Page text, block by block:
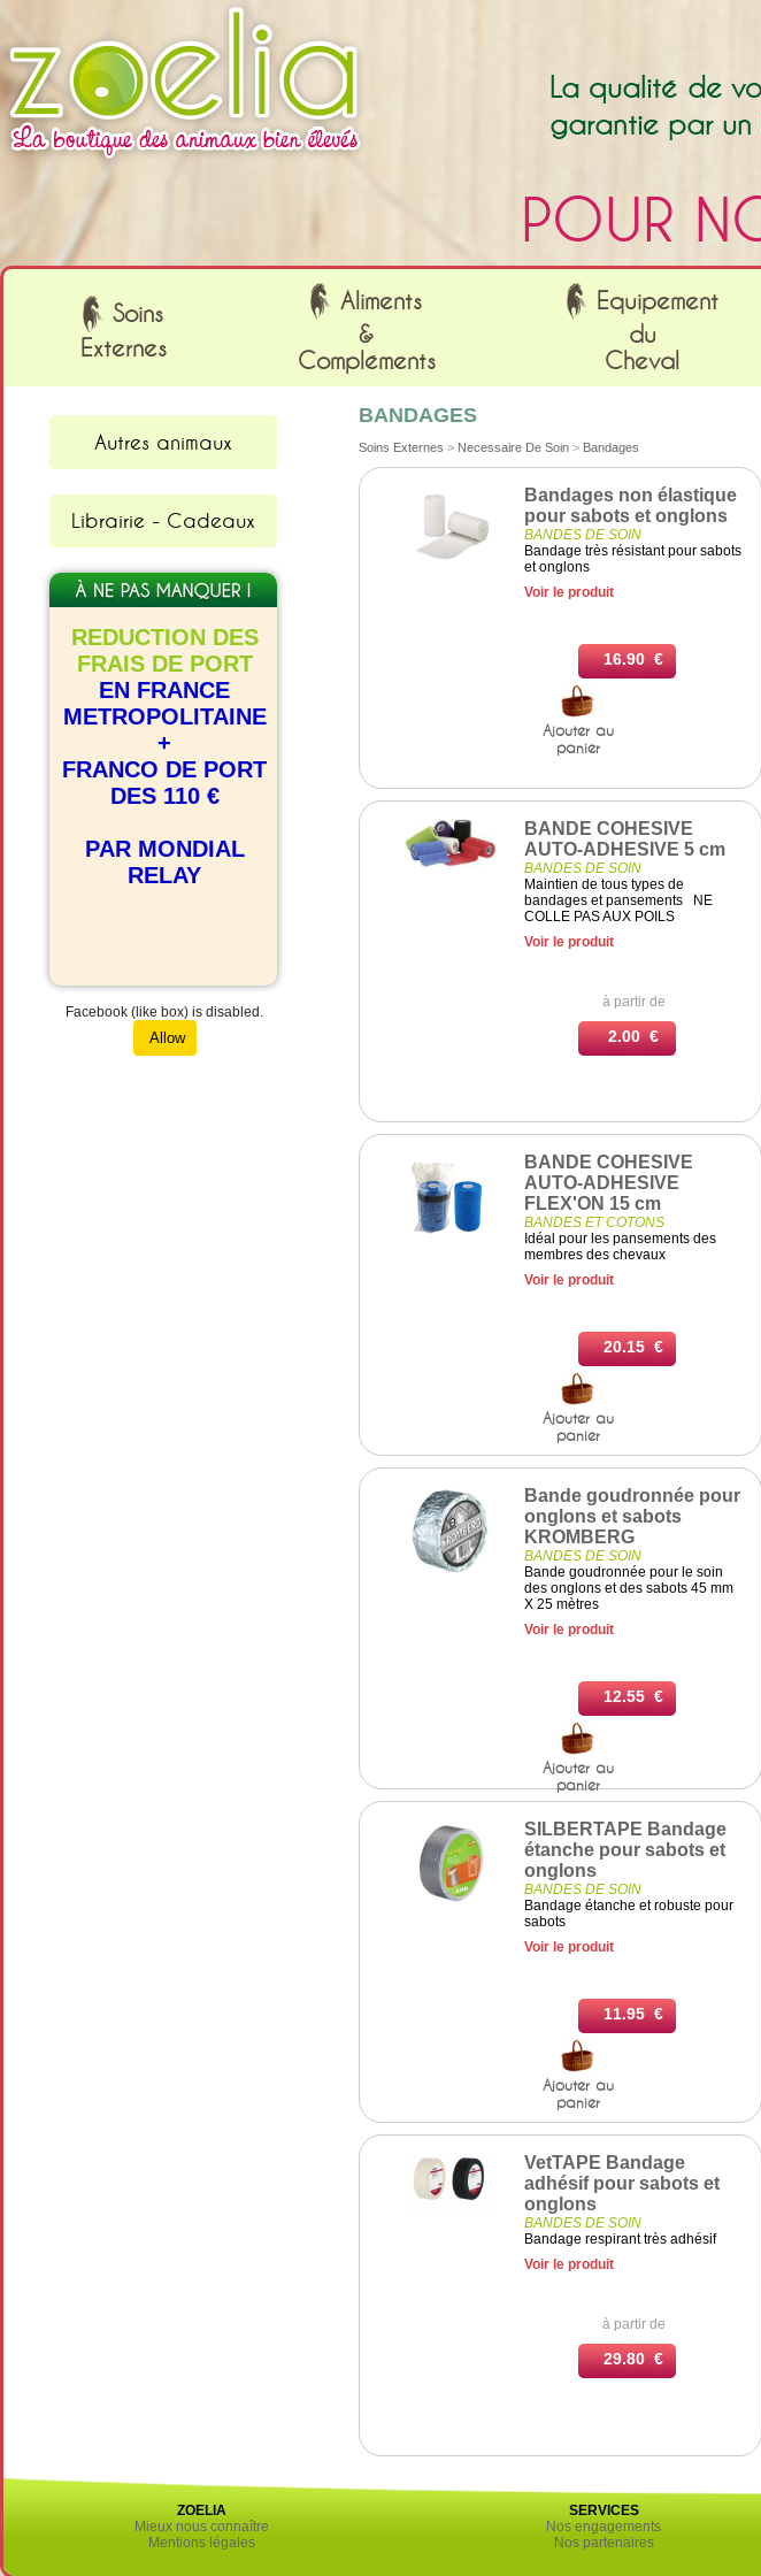
La qualité de
garantie par un
POUR
Soins
Externes
Aliments
&
Compléments
Equipement
du
Cheval
Autres animaux
Librairie - Cadeaux
REDUCTION DES
FRAIS DE PORT
EN FRANCE
METROPOLITAINE
+
FRANCO DE PORT
DES 110 €
PAR MONDIAL
RELAY
Facebook (like box) is disabled.
Allow
BANDAGES
Soins Externes > Necessaire De Soin > Bandages
Bandages non élastique
pour sabots et onglons
BANDES DE SOIN
Bandage très résistant pour sabots
et onglons
Voir le produit
16.90 €
Ajouter au
panier
BANDE COHESIVE
AUTO-ADHESIVE 5 cm
BANDES DE SOIN
Maintien de tous types de
bandages et pansements NE
COLLE PAS AUX POILS
Voir le produit
à partir de
2.00 €
BANDE COHESIVE
AUTO-ADHESIVE
FLEX'ON 15 cm
BANDES ET COTONS
Idéal pour les pansements des
membres des chevaux
Voir le produit
20.15 €
Ajouter au
panier
Bande goudronnée pour
onglons et sabots
KROMBERG
BANDES DE SOIN
Bande goudronnée pour le soin
des onglons et des sabots 45 mm
X 25 mètres
Voir le produit
12.55 €
Ajouter au
panier
SILBERTAPE Bandage
étanche pour sabots et
onglons
BANDES DE SOIN
Bandage étanche et robuste pour
sabots
Voir le produit
11.95 €
Ajouter au
panier
VetTAPE Bandage
adhésif pour sabots et
onglons
BANDES DE SOIN
Bandage respirant très adhésif
Voir le produit
à partir de
29.80 €
ZOELIA
Mieux nous connaître
Mentions légales
SERVICES
Nos engagements
Nos partenaires